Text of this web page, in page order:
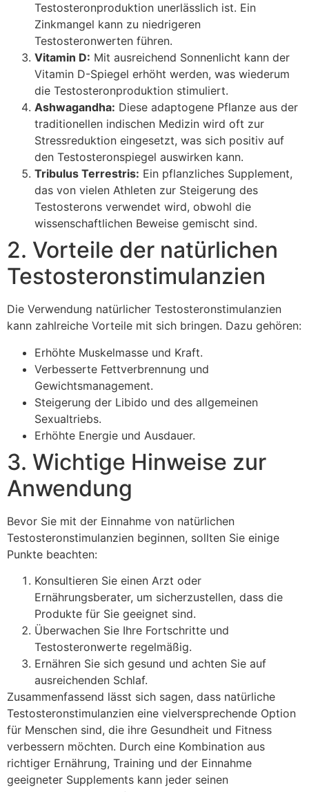
Testosteronproduktion unerlässlich ist. Ein
Zinkmangel kann zu niedrigeren
Testosteronwerten führen.
Vitamin D: Mit ausreichend Sonnenlicht kann der
Vitamin D-Spiegel erhöht werden, was wiederum
die Testosteronproduktion stimuliert.
Ashwagandha: Diese adaptogene Pflanze aus der
traditionellen indischen Medizin wird oft zur
Stressreduktion eingesetzt, was sich positiv auf
den Testosteronspiegel auswirken kann.
Tribulus Terrestris: Ein pflanzliches Supplement,
das von vielen Athleten zur Steigerung des
Testosterons verwendet wird, obwohl die
wissenschaftlichen Beweise gemischt sind.
2. Vorteile der natürlichen
Testosteronstimulanzien
Die Verwendung natürlicher Testosteronstimulanzien
kann zahlreiche Vorteile mit sich bringen. Dazu gehören:
Erhöhte Muskelmasse und Kraft.
Verbesserte Fettverbrennung und
Gewichtsmanagement.
Steigerung der Libido und des allgemeinen
Sexualtriebs.
Erhöhte Energie und Ausdauer.
3. Wichtige Hinweise zur
Anwendung
Bevor Sie mit der Einnahme von natürlichen
Testosteronstimulanzien beginnen, sollten Sie einige
Punkte beachten:
Konsultieren Sie einen Arzt oder
Ernährungsberater, um sicherzustellen, dass die
Produkte für Sie geeignet sind.
Überwachen Sie Ihre Fortschritte und
Testosteronwerte regelmäßig.
Ernähren Sie sich gesund und achten Sie auf
ausreichenden Schlaf.
Zusammenfassend lässt sich sagen, dass natürliche
Testosteronstimulanzien eine vielversprechende Option
für Menschen sind, die ihre Gesundheit und Fitness
verbessern möchten. Durch eine Kombination aus
richtiger Ernährung, Training und der Einnahme
geeigneter Supplements kann jeder seinen